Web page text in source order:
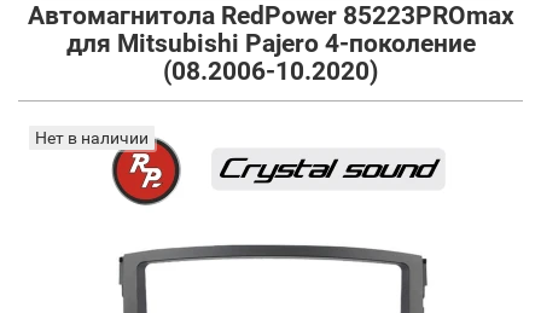
Автомагнитола RedPower 85223PROmax
для Mitsubishi Pajero 4-поколение
(08.2006-10.2020)
Нет в наличии